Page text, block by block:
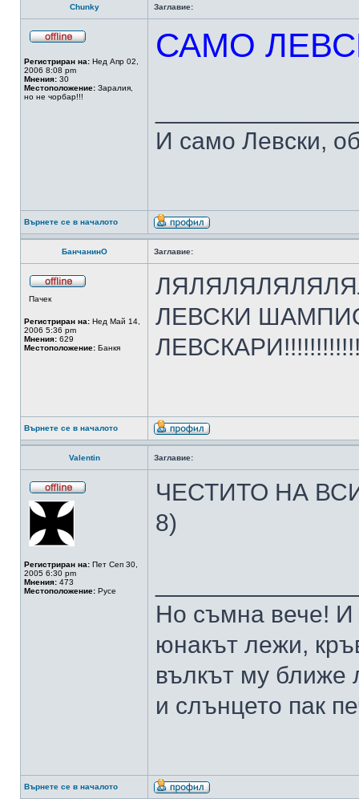
Chunky Заглавие:
Регистриран на: Нед Апр 02,
2006 8:08 pm
Мнения: 30
Местоположение: Заралия,
но не чорбар!!!
САМО
И само Левски,
Върнете се в началото
БанчанинО Заглавие:
Пачек
Регистриран на: Нед Май 14,
2006 5:36 pm
Мнения: 629
Местоположение: Банкя
ЛЕВСКИ
Върнете се в началото
Valentin Заглавие:
Регистриран на: Пет Сеп 30,
2005 6:30 pm
Мнения: 473
Местоположение: Русе
ЧЕСТИТО НА
8)
Но съмна вече!
юнакът лежи,
вълкът му ближе
и слънцето пак
Върнете се в началото